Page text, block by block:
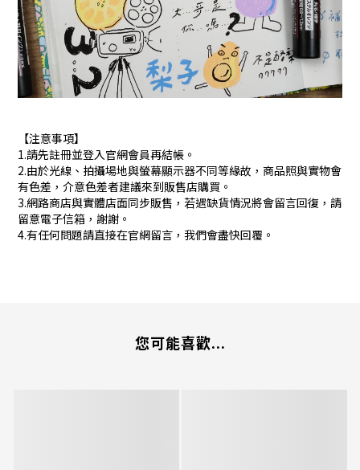
【注意事項】
1.請先註冊並登入官網會員再結帳。
2.由於光線、拍攝場地與螢幕顯示器不同等緣故，商品照與實物會
有色差，介意色差者建議來到販售店購買。
3.網路商店與實體店面同步販售，若遇缺貨情況將會留言回復，請
留意電子信箱，謝謝。
4.有任何問題請直接在官網留言，我們會盡快回覆。
您可能喜歡...